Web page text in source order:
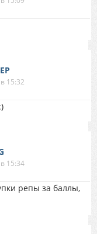
15:32
15:34
репы за баллы,